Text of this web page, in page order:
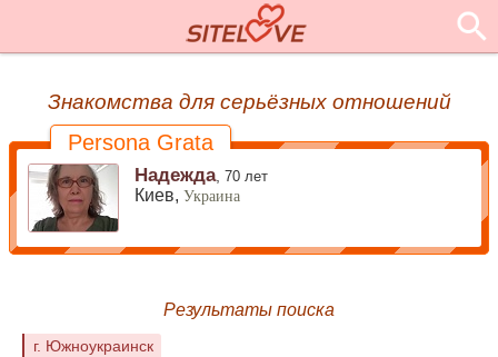
Знакомства для серьёзных отношений
Persona Grata
Надежда,70 лет
Киев,Украина
Результаты поиска
г. Южноукраинск